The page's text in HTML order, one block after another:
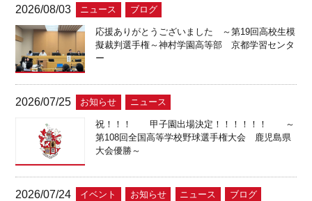
2026/08/03 ニュース ブログ
応援ありがとうございました ～第19回高校生模
擬裁判選手権～神村学園高等部 京都学習センタ
ー
2026/07/25 お知らせ ニュース
祝！！！ 甲子園出場決定！！！！！！ ～
第108回全国高等学校野球選手権大会 鹿児島県
大会優勝～
2026/07/24 イベント お知らせ ニュース ブログ